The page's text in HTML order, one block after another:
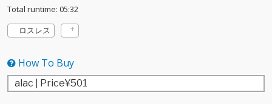
Total runtime: 05:32
ロスレス
How To Buy